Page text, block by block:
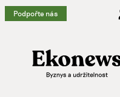
Přeskočit
na
Podpořte nás